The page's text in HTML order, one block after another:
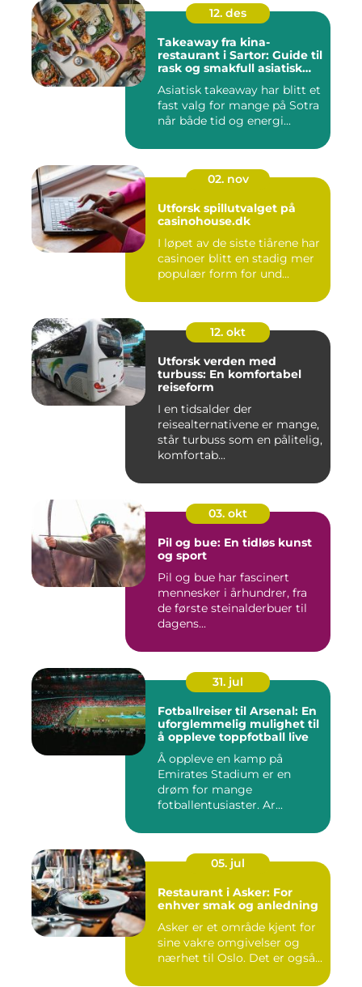
12. des
Takeaway fra kina-
restaurant i Sartor: Guide til
rask og smakfull asiatisk
Asiatisk takeaway har blitt et
fast valg for mange på Sotra
når både tid og energi...
02. nov
Utforsk spillutvalget på
casinohouse.dk
I løpet av de siste tiårene har
casinoer blitt en stadig mer
populær form for und...
12. okt
Utforsk verden med
turbuss: En komfortabel
reiseform
I en tidsalder der
reisealternativene er mange,
står turbuss som en pålitelig,
komfortab...
03. okt
Pil og bue: En tidløs kunst
og sport
Pil og bue har fascinert
mennesker i århundrer, fra
de første steinalderbuer til
dagens...
31. jul
Fotballreiser til Arsenal: En
uforglemmelig mulighet til
å oppleve toppfotball live
Å oppleve en kamp på
Emirates Stadium er en
drøm for mange
fotballentusiaster. Ar...
05. jul
Restaurant i Asker: For
enhver smak og anledning
Asker er et område kjent for
sine vakre omgivelser og
nærhet til Oslo. Det er også...